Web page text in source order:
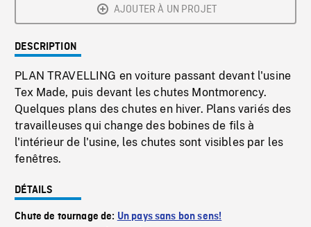
AJOUTER À UN PROJET
DESCRIPTION
PLAN TRAVELLING en voiture passant devant l'usine
Tex Made, puis devant les chutes Montmorency.
Quelques plans des chutes en hiver. Plans variés des
travailleuses qui change des bobines de fils à
l'intérieur de l'usine, les chutes sont visibles par les
fenêtres.
DÉTAILS
Chute de tournage de: Un pays sans bon sens!